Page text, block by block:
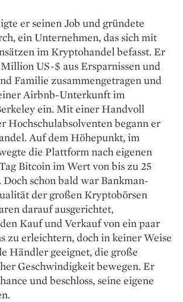
er seinen Job und gründete
ein Unternehmen, das sich mit
im Kryptohandel befasst. Er
US-$ aus Ersparnissen und
Familie zusammengetragen und
Airbnb-Unterkunft im
ein. Mit einer Handvoll
Hochschulabsolventen begann er
Auf dem Höhepunkt, im
die Plattform nach eigenen
Bitcoin im Wert von bis zu 25
schon bald war Bankman-
der großen Kryptobörsen
darauf ausgerichtet,
Kauf und Verkauf von ein paar
zu erleichtern, doch in keiner Weise
Händler geeignet, die große
Geschwindigkeit bewegen. Er
und beschloss, seine eigene